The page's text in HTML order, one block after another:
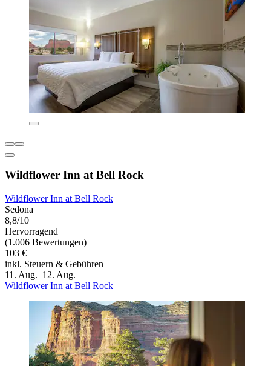
Wildflower Inn at Bell Rock
Wildflower Inn at Bell Rock
Sedona
8,8/10
Hervorragend
(1.006 Bewertungen)
103 €
inkl. Steuern & Gebühren
11. Aug.–12. Aug.
Wildflower Inn at Bell Rock